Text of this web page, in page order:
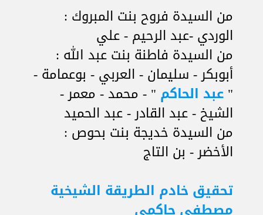
من السيدة فروح بنت المبروك :
الوردي -عبد الرحيم - علي
من السيدة فاطنة بنت عبد الله :
أبوبكر - سليمان - العربي - بوعمامة -
"عبد الحاكم " - محمد - معمر -
الشيخ - عبد القادر - عبد الحميد
من السيدة خديجة بنت بحوص :
الأخضر - بن التاج
تحقيق خادم الطريقة الشيخية
مصطفى حاكمي